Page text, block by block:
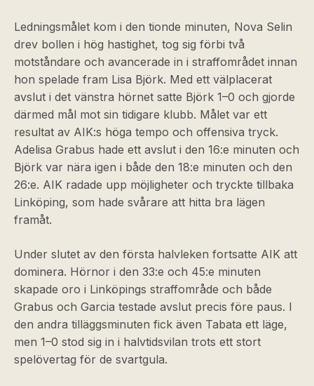
Ledningsmålet kom i den tionde minuten, Nova Selin
drev bollen i hög hastighet, tog sig förbi två
motståndare och avancerade in i straffområdet innan
hon spelade fram Lisa Björk. Med ett välplacerat
avslut i det vänstra hörnet satte Björk 1–0 och gjorde
därmed mål mot sin tidigare klubb. Målet var ett
resultat av AIK:s höga tempo och offensiva tryck.
Adelisa Grabus hade ett avslut i den 16:e minuten och
Björk var nära igen i både den 18:e minuten och den
26:e. AIK radade upp möjligheter och tryckte tillbaka
Linköping, som hade svårare att hitta bra lägen
framåt.
Under slutet av den första halvleken fortsatte AIK att
dominera. Hörnor i den 33:e och 45:e minuten
skapade oro i Linköpings straffområde och både
Grabus och Garcia testade avslut precis före paus. I
den andra tilläggsminuten fick även Tabata ett läge,
men 1–0 stod sig in i halvtidsvilan trots ett stort
spelövertag för de svartgula.